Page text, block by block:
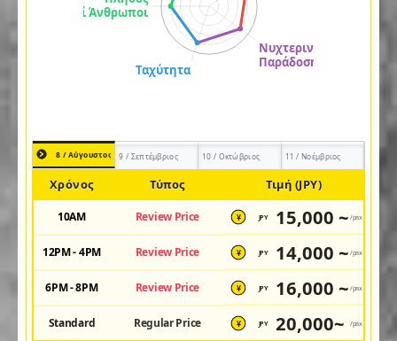
8 / Αύγουστος 9 / Σεπτέμβριος 10 / Οκτώβριος 11 / Νοέμβριος
Χρόνος Τύπος Τιμή (JPY)
10AM Review Price ¥ JPY 15,000 ~ /pax
12PM - 4PM Review Price ¥ JPY 14,000 ~ /pax
6PM - 8PM Review Price ¥ JPY 16,000 ~ /pax
Standard Regular Price ¥ JPY 20,000~ /pax